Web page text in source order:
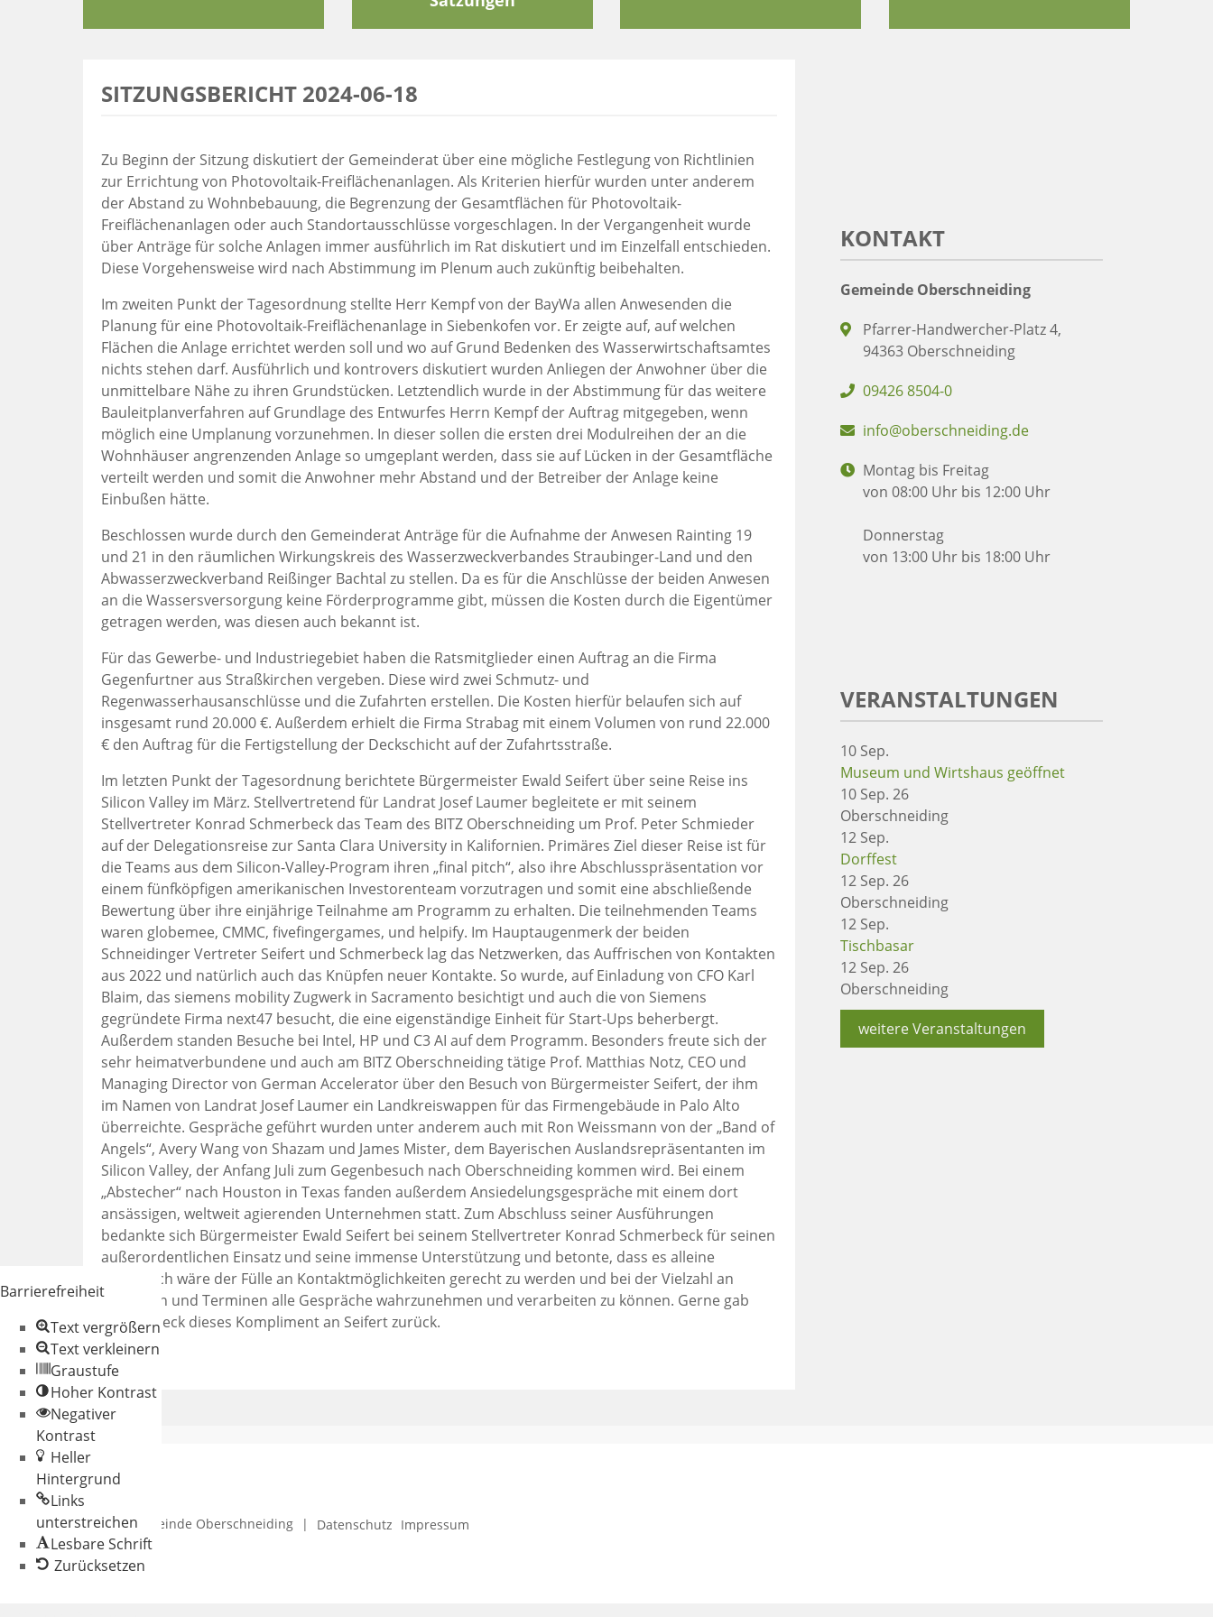
SITZUNGSBERICHT 2024-06-18
Zu Beginn der Sitzung diskutiert der Gemeinderat über eine mögliche Festlegung von Richtlinien
zur Errichtung von Photovoltaik-Freiflächenanlagen. Als Kriterien hierfür wurden unter anderem
der Abstand zu Wohnbebauung, die Begrenzung der Gesamtflächen für Photovoltaik-
Freiflächenanlagen oder auch Standortausschlüsse vorgeschlagen. In der Vergangenheit wurde
über Anträge für solche Anlagen immer ausführlich im Rat diskutiert und im Einzelfall entschieden.
Diese Vorgehensweise wird nach Abstimmung im Plenum auch zukünftig beibehalten.
Im zweiten Punkt der Tagesordnung stellte Herr Kempf von der BayWa allen Anwesenden die
Planung für eine Photovoltaik-Freiflächenanlage in Siebenkofen vor. Er zeigte auf, auf welchen
Flächen die Anlage errichtet werden soll und wo auf Grund Bedenken des Wasserwirtschaftsamtes
nichts stehen darf. Ausführlich und kontrovers diskutiert wurden Anliegen der Anwohner über die
unmittelbare Nähe zu ihren Grundstücken. Letztendlich wurde in der Abstimmung für das weitere
Bauleitplanverfahren auf Grundlage des Entwurfes Herrn Kempf der Auftrag mitgegeben, wenn
möglich eine Umplanung vorzunehmen. In dieser sollen die ersten drei Modulreihen der an die
Wohnhäuser angrenzenden Anlage so umgeplant werden, dass sie auf Lücken in der Gesamtfläche
verteilt werden und somit die Anwohner mehr Abstand und der Betreiber der Anlage keine
Einbußen hätte.
Beschlossen wurde durch den Gemeinderat Anträge für die Aufnahme der Anwesen Rainting 19
und 21 in den räumlichen Wirkungskreis des Wasserzweckverbandes Straubinger-Land und den
Abwasserzweckverband Reißinger Bachtal zu stellen. Da es für die Anschlüsse der beiden Anwesen
an die Wassersversorgung keine Förderprogramme gibt, müssen die Kosten durch die Eigentümer
getragen werden, was diesen auch bekannt ist.
Für das Gewerbe- und Industriegebiet haben die Ratsmitglieder einen Auftrag an die Firma
Gegenfurtner aus Straßkirchen vergeben. Diese wird zwei Schmutz- und
Regenwasserhausanschlüsse und die Zufahrten erstellen. Die Kosten hierfür belaufen sich auf
insgesamt rund 20.000 €. Außerdem erhielt die Firma Strabag mit einem Volumen von rund 22.000
€ den Auftrag für die Fertigstellung der Deckschicht auf der Zufahrtsstraße.
Im letzten Punkt der Tagesordnung berichtete Bürgermeister Ewald Seifert über seine Reise ins
Silicon Valley im März. Stellvertretend für Landrat Josef Laumer begleitete er mit seinem
Stellvertreter Konrad Schmerbeck das Team des BITZ Oberschneiding um Prof. Peter Schmieder
auf der Delegationsreise zur Santa Clara University in Kalifornien. Primäres Ziel dieser Reise ist für
die Teams aus dem Silicon-Valley-Program ihren „final pitch“, also ihre Abschlusspräsentation vor
einem fünfköpfigen amerikanischen Investorenteam vorzutragen und somit eine abschließende
Bewertung über ihre einjährige Teilnahme am Programm zu erhalten. Die teilnehmenden Teams
waren globemee, CMMC, fivefingergames, und helpify. Im Hauptaugenmerk der beiden
Schneidinger Vertreter Seifert und Schmerbeck lag das Netzwerken, das Auffrischen von Kontakten
aus 2022 und natürlich auch das Knüpfen neuer Kontakte. So wurde, auf Einladung von CFO Karl
Blaim, das siemens mobility Zugwerk in Sacramento besichtigt und auch die von Siemens
gegründete Firma next47 besucht, die eine eigenständige Einheit für Start-Ups beherbergt.
Außerdem standen Besuche bei Intel, HP und C3 AI auf dem Programm. Besonders freute sich der
sehr heimatverbundene und auch am BITZ Oberschneiding tätige Prof. Matthias Notz, CEO und
Managing Director von German Accelerator über den Besuch von Bürgermeister Seifert, der ihm
im Namen von Landrat Josef Laumer ein Landkreiswappen für das Firmengebäude in Palo Alto
überreichte. Gespräche geführt wurden unter anderem auch mit Ron Weissmann von der „Band of
Angels“, Avery Wang von Shazam und James Mister, dem Bayerischen Auslandsrepräsentanten im
Silicon Valley, der Anfang Juli zum Gegenbesuch nach Oberschneiding kommen wird. Bei einem
„Abstecher“ nach Houston in Texas fanden außerdem Ansiedelungsgespräche mit einem dort
ansässigen, weltweit agierenden Unternehmen statt. Zum Abschluss seiner Ausführungen
bedankte sich Bürgermeister Ewald Seifert bei seinem Stellvertreter Konrad Schmerbeck für seinen
außerordentlichen Einsatz und seine immense Unterstützung und betonte, dass es alleine
unmöglich wäre der Fülle an Kontaktmöglichkeiten gerecht zu werden und bei der Vielzahl an
Besuchen und Terminen alle Gespräche wahrzunehmen und verarbeiten zu können. Gerne gab
Schmerbeck dieses Kompliment an Seifert zurück.
KONTAKT
Gemeinde Oberschneiding
Pfarrer-Handwercher-Platz 4,
94363 Oberschneiding
09426 8504-0
info@oberschneiding.de
Montag bis Freitag
von 08:00 Uhr bis 12:00 Uhr
Donnerstag
von 13:00 Uhr bis 18:00 Uhr
VERANSTALTUNGEN
10 Sep.
Museum und Wirtshaus geöffnet
10 Sep. 26
Oberschneiding
12 Sep.
Dorffest
12 Sep. 26
Oberschneiding
12 Sep.
Tischbasar
12 Sep. 26
Oberschneiding
weitere Veranstaltungen
© 2026 Gemeinde Oberschneiding | Datenschutz Impressum
Barrierefreiheit
Text vergrößern
Text verkleinern
Graustufe
Hoher Kontrast
Negativer
Kontrast
Heller
Hintergrund
Links
unterstreichen
Lesbare Schrift
Zurücksetzen